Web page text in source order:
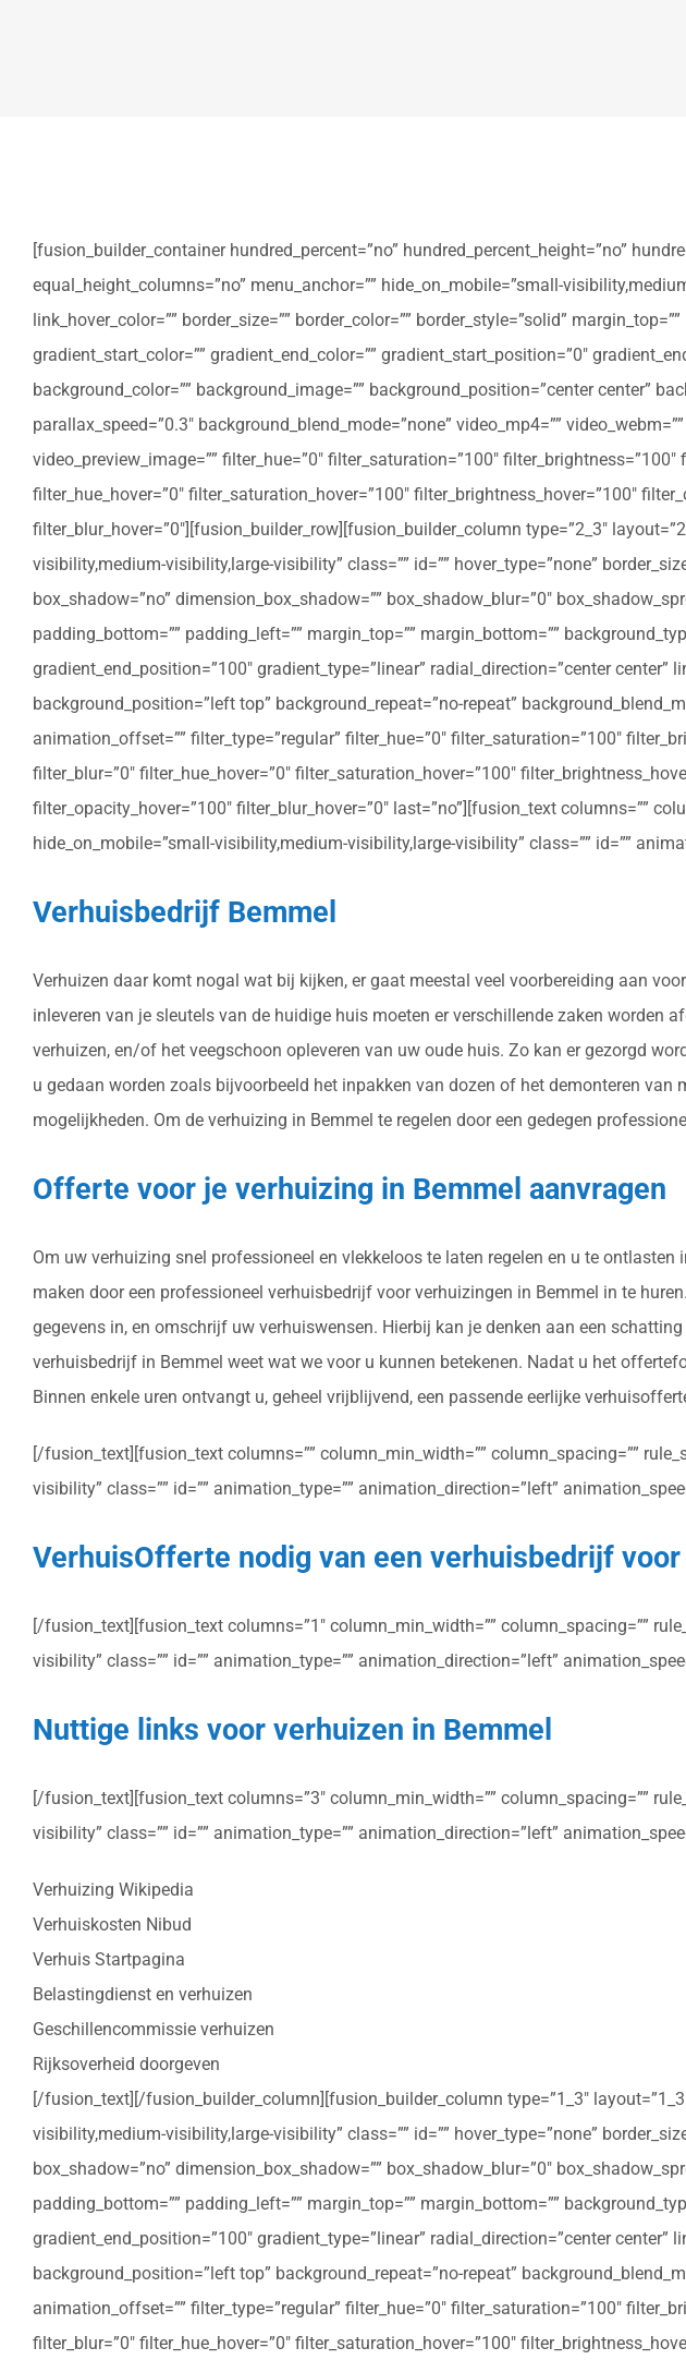
[fusion_builder_container hundred_percent=”no” hundred_percent_height=”no”
equal_height_columns=”no” menu_anchor=”” hide_on_mobile=”small-
link_hover_color=”” border_size=”” border_color=”” border_style=”solid”
gradient_start_color=”” gradient_end_color=”” gradient_start_position=”0″
background_color=”” background_image=”” background_position=”center center”
parallax_speed=”0.3″ background_blend_mode=”none” video_mp4=””
video_preview_image=”” filter_hue=”0″ filter_saturation=”100″
filter_hue_hover=”0″ filter_saturation_hover=”100″ filter_brightness_hover=”100″
filter_blur_hover=”0″][fusion_builder_row][fusion_builder_column type=”2_3″
visibility,medium-visibility,large-visibility” class=”” id=”” hover_type=”none”
box_shadow=”no” dimension_box_shadow=”” box_shadow_blur=”0″
padding_bottom=”” padding_left=”” margin_top=”” margin_bottom=””
gradient_end_position=”100″ gradient_type=”linear” radial_direction=”center center”
background_position=”left top” background_repeat=”no-repeat”
animation_offset=”” filter_type=”regular” filter_hue=”0″ filter_saturation=”100″
filter_blur=”0″ filter_hue_hover=”0″ filter_saturation_hover=”100″
filter_opacity_hover=”100″ filter_blur_hover=”0″ last=”no”][fusion_text columns=””
hide_on_mobile=”small-visibility,medium-visibility,large-visibility” class=”” id=””
Verhuisbedrijf Bemmel
Verhuizen daar komt nogal wat bij kijken, er gaat meestal veel voorbereiding aan
inleveren van je sleutels van de huidige huis moeten er verschillende zaken worden
verhuizen, en/of het veegschoon opleveren van uw oude huis. Zo kan er gezorgd
u gedaan worden zoals bijvoorbeeld het inpakken van dozen of het demonteren
mogelijkheden. Om de verhuizing in Bemmel te regelen door een gedegen
Offerte voor je verhuizing in Bemmel aanvragen
Om uw verhuizing snel professioneel en vlekkeloos te laten regelen en u te
maken door een professioneel verhuisbedrijf voor verhuizingen in Bemmel in te
gegevens in, en omschrijf uw verhuiswensen. Hierbij kan je denken aan een
verhuisbedrijf in Bemmel weet wat we voor u kunnen betekenen. Nadat u het
Binnen enkele uren ontvangt u, geheel vrijblijvend, een passende eerlijke
[/fusion_text][fusion_text columns=”” column_min_width=”” column_spacing=””
visibility” class=”” id=”” animation_type=”” animation_direction=”left”
VerhuisOfferte nodig van een verhuisbedrijf
[/fusion_text][fusion_text columns=”1″ column_min_width=”” column_spacing=””
visibility” class=”” id=”” animation_type=”” animation_direction=”left”
Nuttige links voor verhuizen in Bemmel
[/fusion_text][fusion_text columns=”3″ column_min_width=”” column_spacing=””
visibility” class=”” id=”” animation_type=”” animation_direction=”left”
Verhuizing Wikipedia
Verhuiskosten Nibud
Verhuis Startpagina
Belastingdienst en verhuizen
Geschillencommissie verhuizen
Rijksoverheid doorgeven
[/fusion_text][/fusion_builder_column][fusion_builder_column type=”1_3″
visibility,medium-visibility,large-visibility” class=”” id=”” hover_type=”none”
box_shadow=”no” dimension_box_shadow=”” box_shadow_blur=”0″
padding_bottom=”” padding_left=”” margin_top=”” margin_bottom=””
gradient_end_position=”100″ gradient_type=”linear” radial_direction=”center center”
background_position=”left top” background_repeat=”no-repeat”
animation_offset=”” filter_type=”regular” filter_hue=”0″ filter_saturation=”100″
filter_blur=”0″ filter_hue_hover=”0″ filter_saturation_hover=”100″